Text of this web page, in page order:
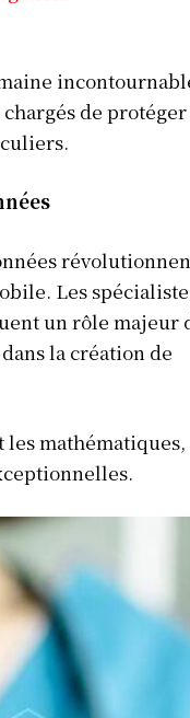
de
Les
un rôle majeur
la création de
les